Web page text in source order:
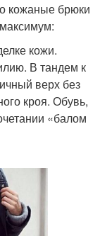
кожаные брюки
кожи.
В тандем к
верх без
кроя. Обувь,
«балом